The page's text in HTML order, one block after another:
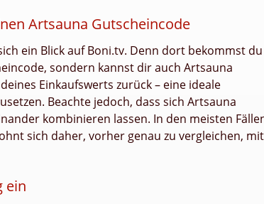
Artsauna Gutscheincode
ein Blick auf Boni.tv. Denn dort bekommst du
sondern kannst dir auch Artsauna
Einkaufswerts zurück – eine ideale
Beachte jedoch, dass sich Artsauna
kombinieren lassen. In den meisten
sich daher, vorher genau zu vergleichen, mit
ein